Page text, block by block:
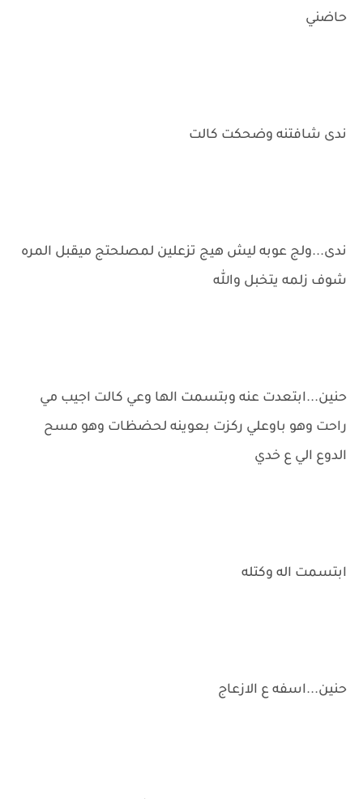
حاضني
ندى شافتنه وضحكت كالت
ندى...ولج عوبه ليش هيج تزعلين لمصلحتج ميقبل المره
شوف زلمه يتخبل والله
حنين...ابتعدت عنه وبتسمت الها وعي كالت اجيب مي
راحت وهو باوعلي ركزت بعوينه لحضظات وهو مسح
الدوع الي ع خدي
ابتسمت اله وكتله
حنين...اسفه ع الازعاج